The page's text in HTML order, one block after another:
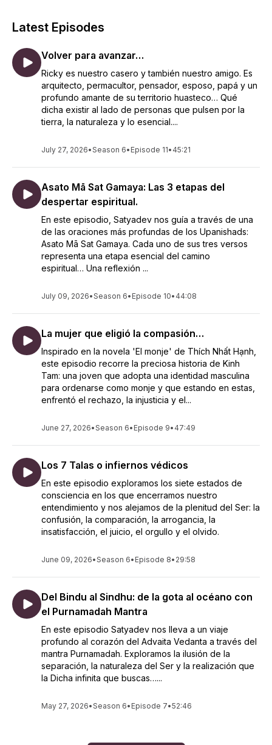
Latest Episodes
Volver para avanzar…
Ricky es nuestro casero y también nuestro amigo. Es
arquitecto, permacultor, pensador, esposo, papá y un
profundo amante de su territorio huasteco… Qué
dicha existir al lado de personas que pulsen por la
tierra, la naturaleza y lo esencial....
July 27, 2026•Season 6• Episode 11• 45:21
Asato Mā Sat Gamaya: Las 3 etapas del
despertar espiritual.
En este episodio, Satyadev nos guía a través de una
de las oraciones más profundas de los Upanishads:
Asato Mā Sat Gamaya. Cada uno de sus tres versos
representa una etapa esencial del camino
espiritual… Una reflexión ...
July 09, 2026•Season 6• Episode 10• 44:08
La mujer que eligió la compasión…
Inspirado en la novela 'El monje' de Thích Nhất Hạnh,
este episodio recorre la preciosa historia de Kinh
Tam: una joven que adopta una identidad masculina
para ordenarse como monje y que estando en estas,
enfrentó el rechazo, la injusticia y el...
June 27, 2026•Season 6• Episode 9• 47:49
Los 7 Talas o infiernos védicos
En este episodio exploramos los siete estados de
consciencia en los que encerramos nuestro
entendimiento y nos alejamos de la plenitud del Ser: la
confusión, la comparación, la arrogancia, la
insatisfacción, el juicio, el orgullo y el olvido.
June 09, 2026•Season 6• Episode 8• 29:58
Del Bindu al Sindhu: de la gota al océano con
el Purnamadah Mantra
En este episodio Satyadev nos lleva a un viaje
profundo al corazón del Advaita Vedanta a través del
mantra Purnamadah. Exploramos la ilusión de la
separación, la naturaleza del Ser y la realización que
la Dicha infinita que buscas…...
May 27, 2026•Season 6• Episode 7•52:46